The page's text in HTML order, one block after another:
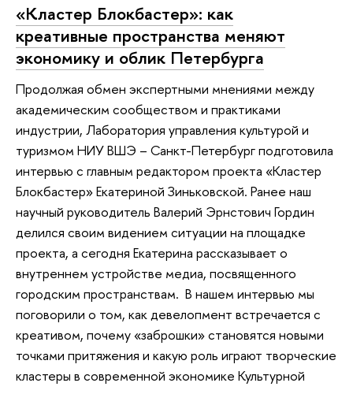
«Кластер Блокбастер»: как
креативные пространства меняют
экономику и облик Петербурга
Продолжая обмен экспертными мнениями между
академическим сообществом и практиками
индустрии, Лаборатория управления культурой и
туризмом НИУ ВШЭ – Санкт-Петербург подготовила
интервью с главным редактором проекта «Кластер
Блокбастер» Екатериной Зиньковской. Ранее наш
научный руководитель Валерий Эрнстович Гордин
делился своим видением ситуации на площадке
проекта, а сегодня Екатерина рассказывает о
внутреннем устройстве медиа, посвященного
городским пространствам. В нашем интервью мы
поговорили о том, как девелопмент встречается с
креативом, почему «заброшки» становятся новыми
точками притяжения и какую роль играют творческие
кластеры в современной экономике Культурной